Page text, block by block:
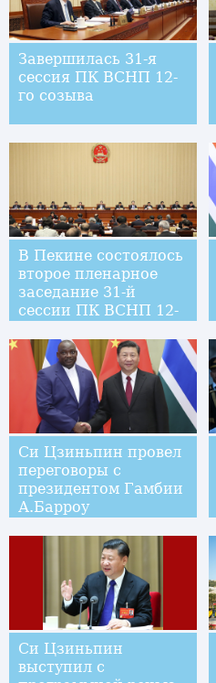
Завершилась 31-я
сессия ПК ВСНП 12-
го созыва
В Пекине состоялось
второе пленарное
заседание 31-й
сессии ПК ВСНП 12-
Си Цзиньпин провел
переговоры с
президентом Гамбии
А.Барроу
Си Цзиньпин
выступил с